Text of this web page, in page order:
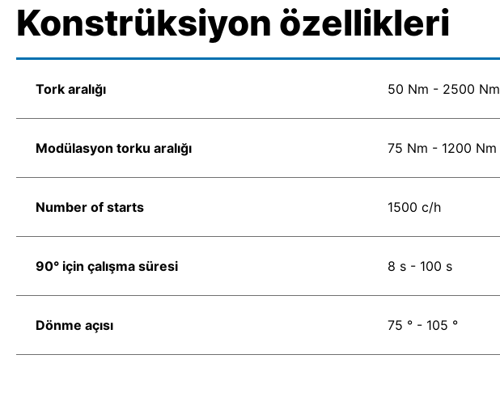
Konstrüksiyon özellikleri
Tork aralığı 50 Nm - 2500 Nm
Modülasyon torku aralığı 75 Nm - 1200 Nm
Number of starts 1500 c/h
90° için çalışma süresi 8 s - 100 s
Dönme açısı 75 ° - 105 °